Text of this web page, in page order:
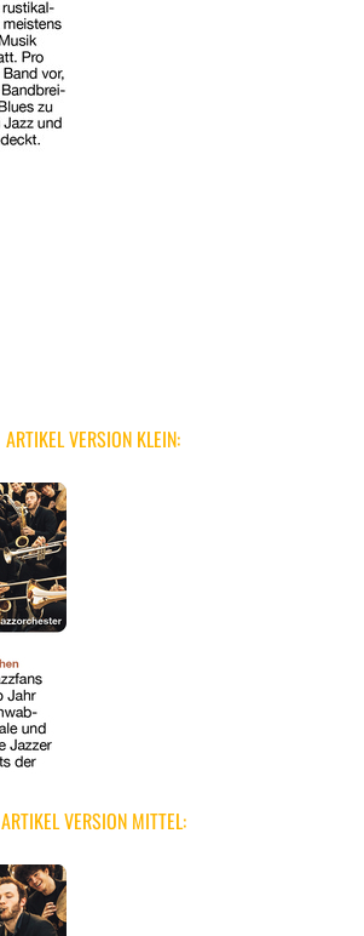
ARTIKEL VERSION KLEIN:
ARTIKEL VERSION MITTEL: